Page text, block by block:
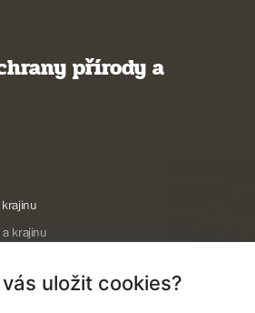
přírody a
a krajinu
uložit cookies?